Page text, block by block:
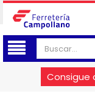
Consigue